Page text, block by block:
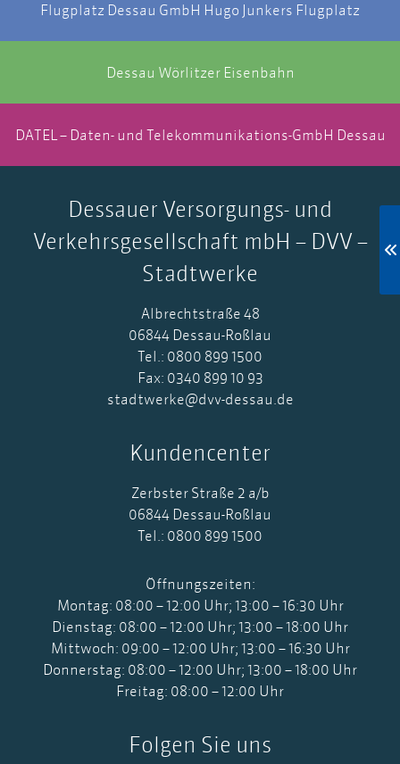
Flugplatz Dessau GmbH Hugo Junkers Flugplatz
Dessau Wörlitzer Eisenbahn
DATEL – Daten- und Telekommunikations-GmbH Dessau
Dessauer Versorgungs- und
Verkehrsgesellschaft mbH – DVV –
Stadtwerke
Albrechtstraße 48
06844 Dessau-Roßlau
Tel.: 0800 899 1500
Fax: 0340 899 10 93
stadtwerke@dvv-dessau.de
Kundencenter
Zerbster Straße 2 a/b
06844 Dessau-Roßlau
Tel.: 0800 899 1500
Öffnungszeiten:
Montag: 08:00 – 12:00 Uhr; 13:00 – 16:30 Uhr
Dienstag: 08:00 – 12:00 Uhr; 13:00 – 18:00 Uhr
Mittwoch: 09:00 – 12:00 Uhr; 13:00 – 16:30 Uhr
Donnerstag: 08:00 – 12:00 Uhr; 13:00 – 18:00 Uhr
Freitag: 08:00 – 12:00 Uhr
Folgen Sie uns